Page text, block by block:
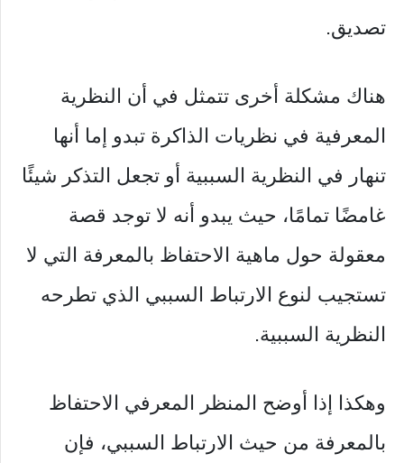
تصديق.
هناك مشكلة أخرى تتمثل في أن النظرية
المعرفية في نظريات الذاكرة تبدو إما أنها
تنهار في النظرية السببية أو تجعل التذكر شيئًا
غامضًا تمامًا، حيث يبدو أنه لا توجد قصة
معقولة حول ماهية الاحتفاظ بالمعرفة التي لا
تستجيب لنوع الارتباط السببي الذي تطرحه
النظرية السببية.
وهكذا إذا أوضح المنظر المعرفي الاحتفاظ
بالمعرفة من حيث الارتباط السببي، فإن